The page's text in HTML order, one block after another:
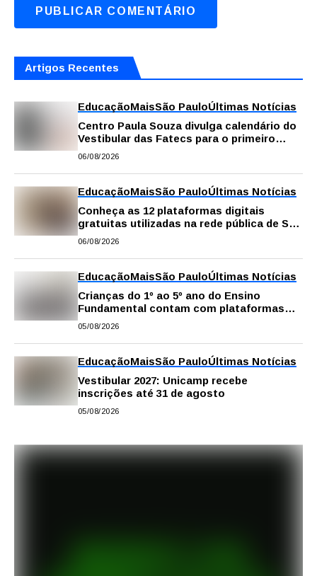
Artigos Recentes
EducaçãoMaisSão PauloÚltimas Notícias
Centro Paula Souza divulga calendário do
Vestibular das Fatecs para o primeiro
semestre de 2027
06/08/2026
EducaçãoMaisSão PauloÚltimas Notícias
Conheça as 12 plataformas digitais
gratuitas utilizadas na rede pública de SP
para reforçar a aprendizagem
06/08/2026
EducaçãoMaisSão PauloÚltimas Notícias
Crianças do 1º ao 5º ano do Ensino
Fundamental contam com plataformas
digitais para apoiar estudos na escola e
05/08/2026
EducaçãoMaisSão PauloÚltimas Notícias
Vestibular 2027: Unicamp recebe
inscrições até 31 de agosto
05/08/2026